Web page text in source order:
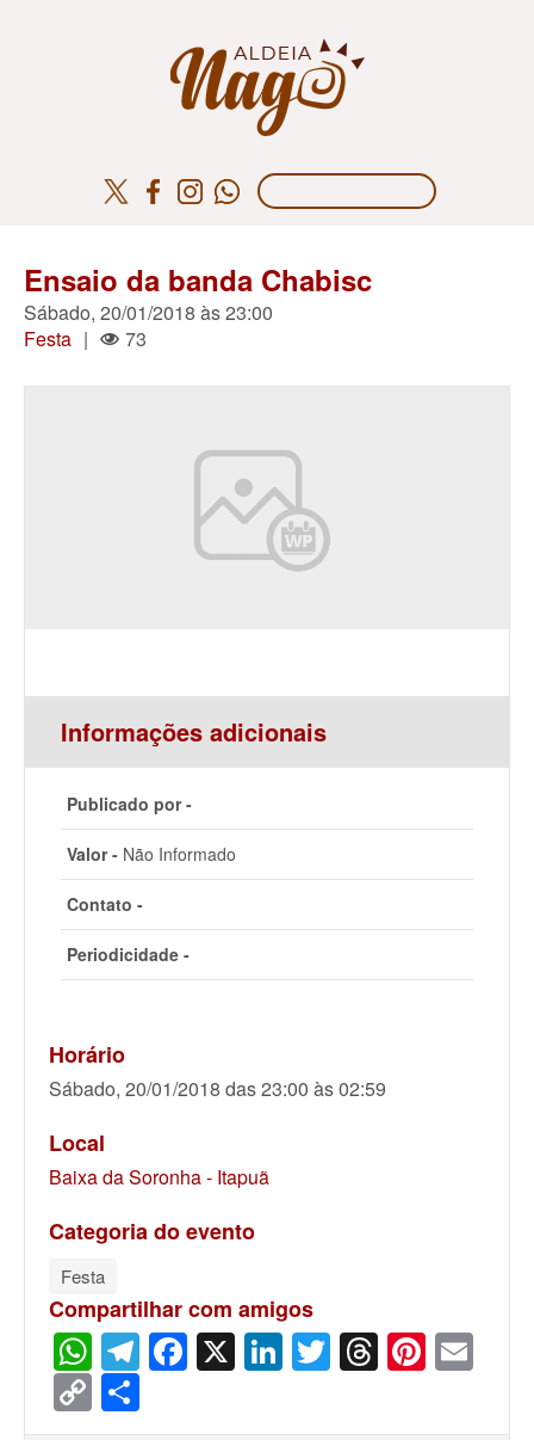
Ensaio da banda Chabisc
Sábado, 20/01/2018 às 23:00
Festa | 73
Informações adicionais
Publicado por -
Valor - Não Informado
Contato -
Periodicidade -
Horário
Sábado, 20/01/2018 das 23:00 às 02:59
Local
Baixa da Soronha - Itapuã
Categoria do evento
Festa
Compartilhar com amigos
WhatsApp
Telegram
Facebook
X LinkedIn
Twitter
Threads
Copy